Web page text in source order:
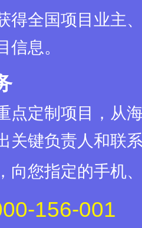
得全国项目业主
信息。
点定制项目，从
关键负责人和联
向您指定的手机
156-001